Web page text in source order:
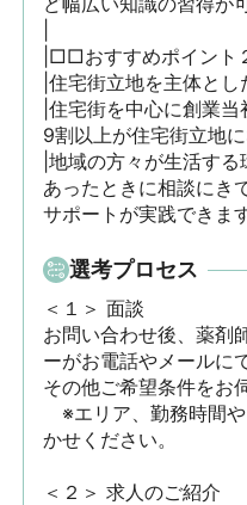
|□□おすすめポイン
|住宅街立地を主体と
|住宅街を中心に創業
9割以上が住宅街立地に
|地域の方々が生活す
あったときに相談にき
サポートが実践できます
選考プロセス
＜１＞ 面談
お問い合わせ後、薬剤
ーがお電話やメールに
その他ご希望条件をお
※エリア、勤務時間
かせください。
＜２＞ 求人のご紹介